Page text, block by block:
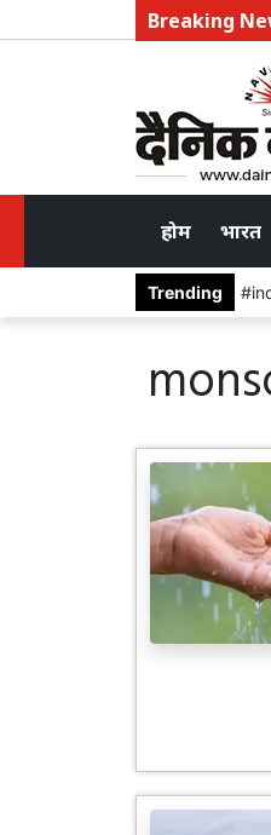
Breaking
होम भारत
Trending